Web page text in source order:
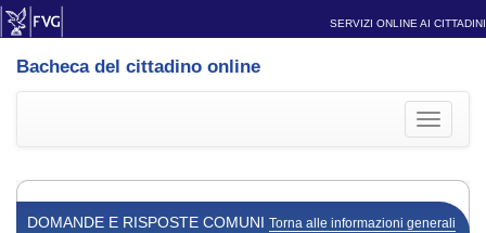
SERVIZI ONLINE AI CITTADINI
Bacheca del cittadino online
Toggle
DOMANDE E RISPOSTE COMUNI Torna alle informazioni generali